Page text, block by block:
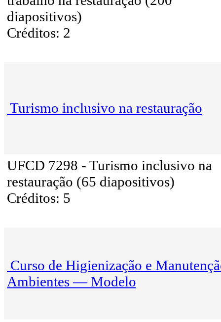
diapositivos)
Créditos: 2
Turismo inclusivo na restauração
UFCD 7298 - Turismo inclusivo na
restauração (65 diapositivos)
Créditos: 5
Curso de Higienização e
Ambientes — Modelo